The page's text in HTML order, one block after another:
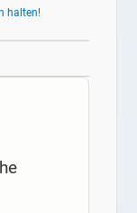
halten!